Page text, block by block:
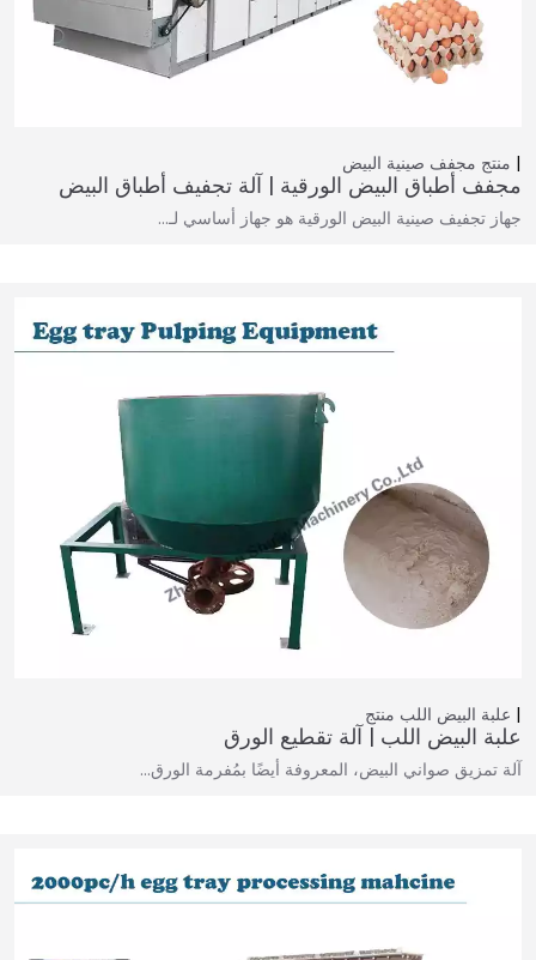
منتج مجفف صينية البيض
مجفف أطباق البيض الورقية | آلة تجفيف أطباق البيض
جهاز تجفيف صينية البيض الورقية هو جهاز أساسي لـ…
علبة البيض اللب منتج
علبة البيض اللب | آلة تقطيع الورق
آلة تمزيق صواني البيض، المعروفة أيضًا بمُفرمة الورق…